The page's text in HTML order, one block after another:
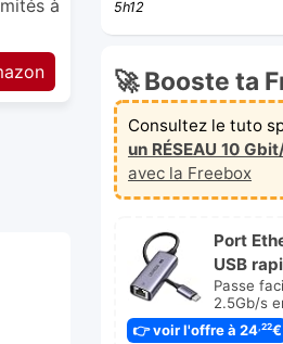
à
5h12
🚀 Booste ta
Consultez le tuto
un RÉSEAU 10
avec la Freebox
Port
USB
Passe
2.5Gb/s
👉 voir l'offre à 24,22€